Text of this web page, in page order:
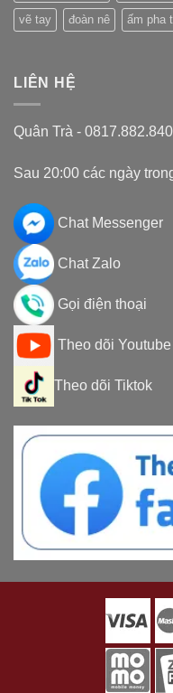
vẽ tay đoàn nê ấm pha
LIÊN HỆ
Quân Trà - 0817.882.840
Sau 20:00 các ngày
Chat Messenger
Chat Zalo
Gọi điện thoại
Theo dõi Youtube
Theo dõi Tiktok